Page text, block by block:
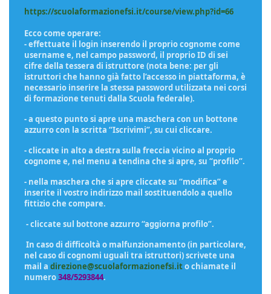
https://scuolaformazionefsi.it/course/view.php?id=66
Ecco come operare:
- effettuate il login inserendo il proprio cognome come
username e, nel campo password, il proprio ID di sei
cifre della tessera di istruttore (nota bene: per gli
istruttori che hanno già fatto l’accesso in piattaforma, è
necessario inserire la stessa password utilizzata nei corsi
di formazione tenuti dalla Scuola federale).
- a questo punto si apre una maschera con un bottone
azzurro con la scritta “Iscrivimi”, su cui cliccare.
- cliccate in alto a destra sulla freccia vicino al proprio
cognome e, nel menu a tendina che si apre, su “profilo”.
- nella maschera che si apre cliccate su “modifica” e
inserite il vostro indirizzo mail sostituendolo a quello
fittizio che compare.
- cliccate sul bottone azzurro “aggiorna profilo”.
In caso di difficoltà o malfunzionamento (in particolare,
nel caso di cognomi uguali tra istruttori) scrivete una
mail a direzione@scuolaformazionefsi.ito chiamate il
numero348/5293844.